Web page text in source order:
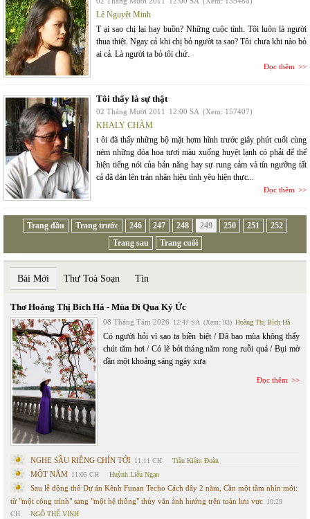
Lê Nguyệt Minh
T ại sao chị lại hay buồn? Những cuộc tình. Tôi luôn là người
thua thiệt. Ngay cả khi chị bỏ người ta sao? Tôi chưa khi nào bỏ
ai cả. Là người ta bỏ tôi chứ.
Đọc thêm
Tôi thấy là sự thật
02 Tháng Mười 2011 12:00 SA (Xem: 157407)
KHALY CHÀM
t ôi đã thấy những bộ mặt hợm hĩnh trước giây phút cuối cùng
ném những đóa hoa tươi màu xuống huyệt lạnh có phải để thể
hiện tiếng nói của bản năng hay sự rung cảm và tín ngưỡng tất
cả đã dán lên trán nhãn hiệu tình yêu hiện thực...
Đọc thêm
Trang đầu Trang trước 246 247 248 249 250 251
252
Trang sau
Trang cuối
Bài Mới Thư Toà Soạn Tin
Thơ Hoàng Thị Bích Hà - Mùa Đi Qua Ký Ức
08 Tháng Tám 2026 12:47 SA (Xem: 93) Hoàng Thị Bích Hà
Có người hỏi vì sao ta biền biệt / Đã bao mùa không thấy
chút tăm hơi / Có lẽ bởi tháng năm rong ruỗi quá / Bụi mờ
dần một khoảng sáng ngày xưa
Đọc thêm
NGHE SẦU RIÊNG CHÍN TỚI 11:11 CH Trần Kiêm Đoàn
MỘT NĂM 11:05 CH Huỳnh Liễu Ngạn
Sau lễ động thổ Dự án Kênh Funan Techo Cách đây 2 năm, Cần một tầm nhìn mới:
từ "một công trình" sang "một hệ thống" thủy văn ảnh hưởng trên toàn lưu vực 10:29
CH
NGÔ THẾ VINH